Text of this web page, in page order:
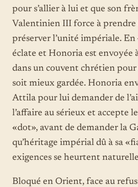
pour s’allier à lui et que son
Valentinien III force à prendre
préserver l’unité impériale. En
éclate et Honoria est envoyée
dans un couvent chrétien
soit mieux gardée. Honoria
Attila pour lui demander de
l’affaire au sérieux et accepte
«dot», avant de demander la
qu’héritage impérial dû à sa
exigences se heurtent
Bloqué en Orient, face au